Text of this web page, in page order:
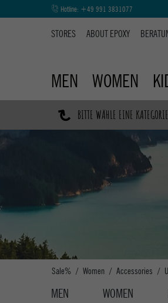
Hotline: +49 991 3831077
STORES ABOUT EPOXY
MEN WOMEN
↷ BITTE WÄHLE EINE
Sale% Women Accessories
MEN WOMEN